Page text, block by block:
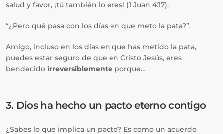
salud y favor, ¡tú también lo eres! (1 Juan 4:17).
“¿Pero qué pasa con los días en que meto la pata?”.
Amigo, incluso en los días en que has metido la pata,
puedes estar seguro de que en Cristo Jesús, eres
bendecido irreversiblemente porque…
3. Dios ha hecho un pacto eterno contigo
¿Sabes lo que implica un pacto? Es como un acuerdo